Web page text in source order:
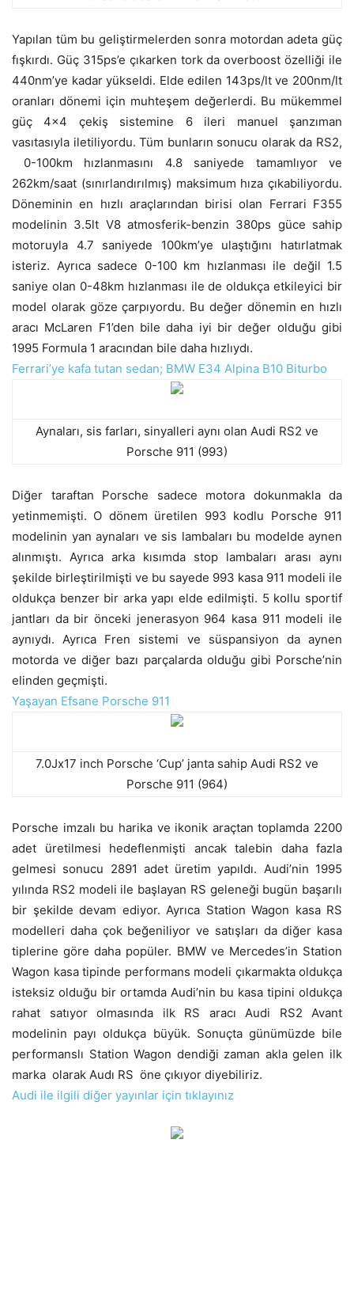
Yapılan tüm bu geliştirmelerden sonra motordan adeta güç
fışkırdı. Güç 315ps’e çıkarken tork da overboost özelliği ile
440nm’ye kadar yükseldi. Elde edilen 143ps/lt ve 200nm/lt
oranları dönemi için muhteşem değerlerdi. Bu mükemmel
güç 4×4 çekiş sistemine 6 ileri manuel şanzıman
vasıtasıyla iletiliyordu. Tüm bunların sonucu olarak da RS2,
0-100km hızlanmasını 4.8 saniyede tamamlıyor ve
262km/saat (sınırlandırılmış) maksimum hıza çıkabiliyordu.
Döneminin en hızlı araçlarından birisi olan Ferrari F355
modelinin 3.5lt V8 atmosferik-benzin 380ps güce sahip
motoruyla 4.7 saniyede 100km’ye ulaştığını hatırlatmak
isteriz. Ayrıca sadece 0-100 km hızlanması ile değil 1.5
saniye olan 0-48km hızlanması ile de oldukça etkileyici bir
model olarak göze çarpıyordu. Bu değer dönemin en hızlı
aracı McLaren F1’den bile daha iyi bir değer olduğu gibi
1995 Formula 1 aracından bile daha hızlıydı.
Ferrari’ye kafa tutan sedan; BMW E34 Alpina B10 Biturbo
Aynaları, sis farları, sinyalleri aynı olan Audi RS2 ve
Porsche 911 (993)
Diğer taraftan Porsche sadece motora dokunmakla da
yetinmemişti. O dönem üretilen 993 kodlu Porsche 911
modelinin yan aynaları ve sis lambaları bu modelde aynen
alınmıştı. Ayrıca arka kısımda stop lambaları arası aynı
şekilde birleştirilmişti ve bu sayede 993 kasa 911 modeli ile
oldukça benzer bir arka yapı elde edilmişti. 5 kollu sportif
jantları da bir önceki jenerasyon 964 kasa 911 modeli ile
aynıydı. Ayrıca Fren sistemi ve süspansiyon da aynen
motorda ve diğer bazı parçalarda olduğu gibi Porsche’nin
elinden geçmişti.
Yaşayan Efsane Porsche 911
7.0Jx17 inch Porsche ‘Cup’ janta sahip Audi RS2 ve
Porsche 911 (964)
Porsche imzalı bu harika ve ikonik araçtan toplamda 2200
adet üretilmesi hedeflenmişti ancak talebin daha fazla
gelmesi sonucu 2891 adet üretim yapıldı. Audi’nin 1995
yılında RS2 modeli ile başlayan RS geleneği bugün başarılı
bir şekilde devam ediyor. Ayrıca Station Wagon kasa RS
modelleri daha çok beğeniliyor ve satışları da diğer kasa
tiplerine göre daha popüler. BMW ve Mercedes’in Station
Wagon kasa tipinde performans modeli çıkarmakta oldukça
isteksiz olduğu bir ortamda Audi’nin bu kasa tipini oldukça
rahat satıyor olmasında ilk RS aracı Audi RS2 Avant
modelinin payı oldukça büyük. Sonuçta günümüzde bile
performanslı Station Wagon dendiği zaman akla gelen ilk
marka olarak Audı RS öne çıkıyor diyebiliriz.
Audi ile ilgili diğer yayınlar için tıklayınız